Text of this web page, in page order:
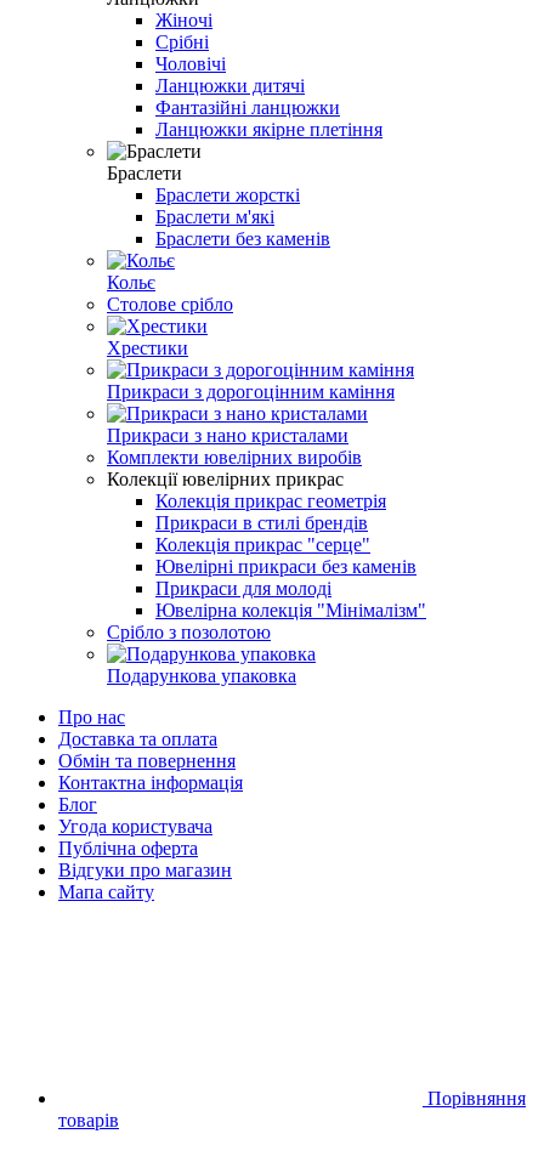
Жіночі
Срібні
Чоловічі
Ланцюжки дитячі
Фантазійні ланцюжки
Ланцюжки якірне плетіння
Браслети
Браслети жорсткі
Браслети м'які
Браслети без каменів
Кольє
Столове срібло
Хрестики
Прикраси з дорогоцінним каміння
Прикраси з нано кристалами
Комплекти ювелірних виробів
Колекції ювелірних прикрас
Колекція прикрас геометрія
Прикраси в стилі брендів
Колекція прикрас "серце"
Ювелірні прикраси без каменів
Прикраси для молоді
Ювелірна колекція "Мінімалізм"
Срібло з позолотою
Подарункова упаковка
Про нас
Доставка та оплата
Обмін та повернення
Контактна інформація
Блог
Угода користувача
Публічна оферта
Відгуки про магазин
Мапа сайту
Порівняння
товарів